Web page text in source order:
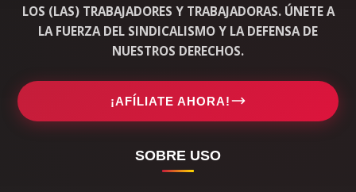
LOS (LAS) TRABAJADORES Y TRABAJADORAS. ÚNETE A
LA FUERZA DEL SINDICALISMO Y LA DEFENSA DE
NUESTROS DERECHOS.
¡AFÍLIATE AHORA!
SOBRE USO